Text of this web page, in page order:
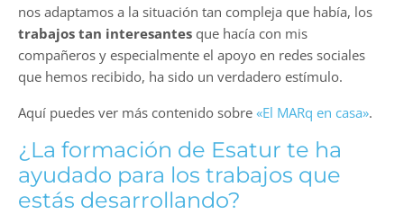
nos adaptamos a la situación tan compleja que había, los
trabajos tan interesantes que hacía con mis
compañeros y especialmente el apoyo en redes sociales
que hemos recibido, ha sido un verdadero estímulo.
Aquí puedes ver más contenido sobre «El MARq en casa».
¿La formación de Esatur te ha
ayudado para los trabajos que
estás desarrollando?